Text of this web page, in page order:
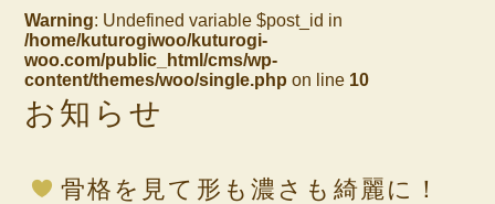
Warning: Undefined variable $post_id in
/home/kuturogiwoo/kuturogi-
woo.com/public_html/cms/wp-
content/themes/woo/single.php on line 10
お知らせ
骨格を見て形も濃さも綺麗に！